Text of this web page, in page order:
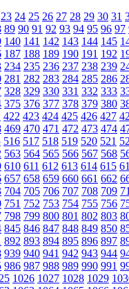
23 24 25 26 27 28 29 30 31
89 90 91 92 93 94 95 96 97
140 141 142 143 144 145
187 188 189 190 191 192
234 235 236 237 238 239
281 282 283 284 285 286
328 329 330 331 332 333
375 376 377 378 379 380
422 423 424 425 426 427
469 470 471 472 473 474
516 517 518 519 520 521
563 564 565 566 567 568
610 611 612 613 614 615
657 658 659 660 661 662
704 705 706 707 708 709
751 752 753 754 755 756
798 799 800 801 802 803
845 846 847 848 849 850
892 893 894 895 896 897
939 940 941 942 943 944
986 987 988 989 990 991
1026 1027 1028 1029